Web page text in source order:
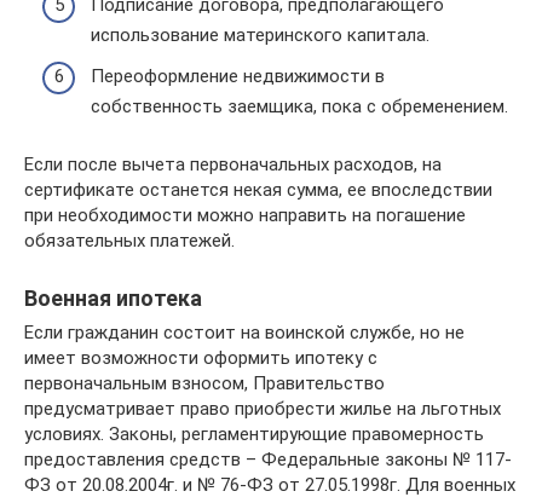
Подписание договора, предполагающего
использование материнского капитала.
Переоформление недвижимости в
собственность заемщика, пока с обременением.
Если после вычета первоначальных расходов, на
сертификате останется некая сумма, ее впоследствии
при необходимости можно направить на погашение
обязательных платежей.
Военная ипотека
Если гражданин состоит на воинской службе, но не
имеет возможности оформить ипотеку с
первоначальным взносом, Правительство
предусматривает право приобрести жилье на льготных
условиях. Законы, регламентирующие правомерность
предоставления средств – Федеральные законы № 117-
ФЗ от 20.08.2004г. и № 76-ФЗ от 27.05.1998г. Для военных